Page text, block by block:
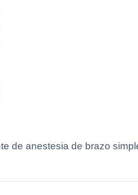
de anestesia de brazo